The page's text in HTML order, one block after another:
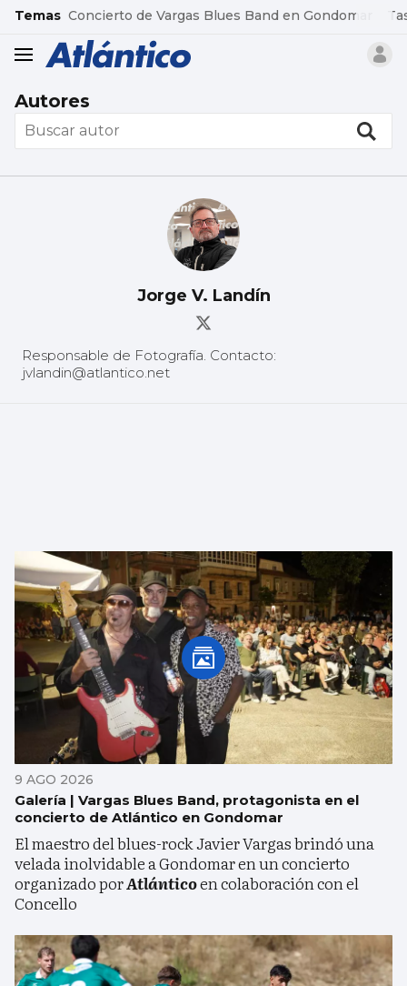
common.go-to-content
Temas Concierto de Vargas Blues Band en Gondomar
header.menu.open
Autores
Jorge V. Landín
Responsable de Fotografía. Contacto:
jvlandin@atlantico.net
9 AGO 2026
Galería | Vargas Blues Band, protagonista en el
concierto de Atlántico en Gondomar
El maestro del blues-rock Javier Vargas brindó una
velada inolvidable a Gondomar en un concierto
organizado porAtlánticoen colaboración con el
Concello